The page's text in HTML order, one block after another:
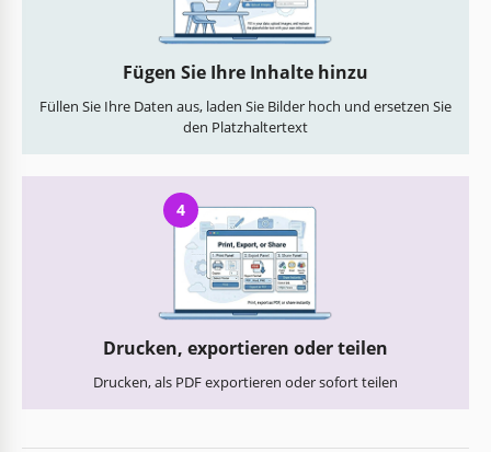
Fügen Sie Ihre Inhalte hinzu
Füllen Sie Ihre Daten aus, laden Sie Bilder hoch und ersetzen Sie
den Platzhaltertext
4
Drucken, exportieren oder teilen
Drucken, als PDF exportieren oder sofort teilen